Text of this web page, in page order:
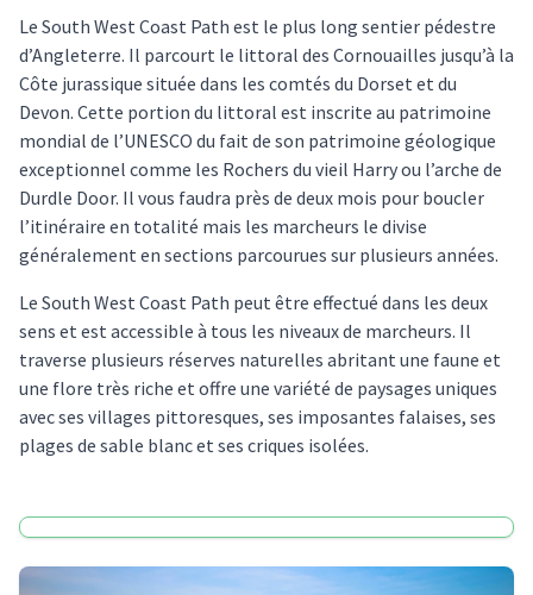
Le South West Coast Path est le plus long sentier pédestre
d’Angleterre. Il parcourt le littoral des Cornouailles jusqu’à la
Côte jurassique située dans les comtés du Dorset et du
Devon. Cette portion du littoral est inscrite au patrimoine
mondial de l’UNESCO du fait de son patrimoine géologique
exceptionnel comme les Rochers du vieil Harry ou l’arche de
Durdle Door. Il vous faudra près de deux mois pour boucler
l’itinéraire en totalité mais les marcheurs le divise
généralement en sections parcourues sur plusieurs années.
Le South West Coast Path peut être effectué dans les deux
sens et est accessible à tous les niveaux de marcheurs. Il
traverse plusieurs réserves naturelles abritant une faune et
une flore très riche et offre une variété de paysages uniques
avec ses villages pittoresques, ses imposantes falaises, ses
plages de sable blanc et ses criques isolées.